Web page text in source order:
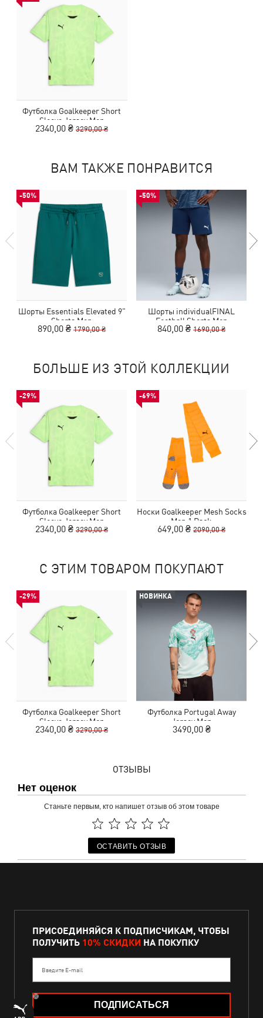
Футболка Goalkeeper Short
Sleeve Jersey Men
2340,00 ₴3290,00 ₴
ВАМ ТАКЖЕ ПОНРАВИТСЯ
-50%
Шорты Essentials Elevated 9"
Shorts Men
890,00 ₴ 1790,00 ₴
-50%
Шорты individualFINAL
Football Shorts Men
840,00 ₴ 1690,00 ₴
БОЛЬШЕ ИЗ ЭТОЙ КОЛЛЕКЦИИ
-29%
Футболка Goalkeeper Short
Sleeve Jersey Men
2340,00 ₴ 3290,00 ₴
-69%
Носки Goalkeeper Mesh Socks
Men 1 Pack
649,00 ₴ 2090,00 ₴
С ЭТИМ ТОВАРОМ ПОКУПАЮТ
-29%
Футболка Goalkeeper Short
Sleeve Jersey Men
2340,00 ₴ 3290,00 ₴
НОВИНКА
Футболка Portugal Away
Jersey Men
3490,00 ₴
ОТЗЫВЫ
Нет оценок
Станьте первым, кто напишет отзыв об этом товаре
ОСТАВИТЬ ОТЗЫВ
ПРИСОЕДИНЯЙСЯ К ПОДПИСЧИКАМ, ЧТОБЫ
ПОЛУЧИТЬ 10% СКИДКИ НА ПОКУПКУ
Введите E-mail
ПОДПИСАТЬСЯ